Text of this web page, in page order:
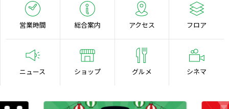
営業時間 総合案内 アクセス フロア
ニュース ショップ グルメ シネマ